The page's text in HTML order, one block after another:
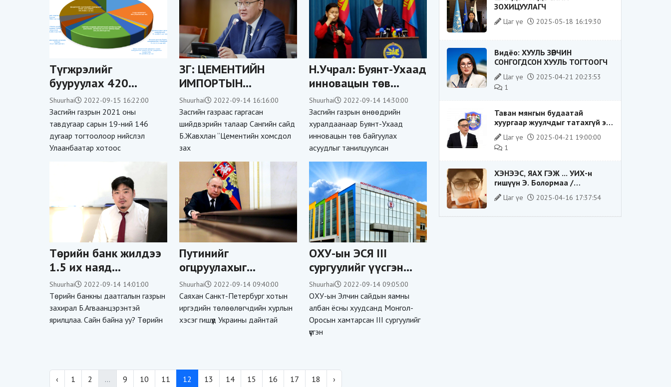
Түгжрэлийг
бууруулах 420
тэрбум төгрөгийн
төсвөөр 12 төрлийн
төсөл, арга хэмжээ
хэрэгжүүлж байна
Shuurhai 2022-09-15 16:22:00
Засгийн газрын 2021 оны
тавдугаар сарын 19-ний 146
дугаар тогтоолоор нийслэл
Улаанбаатар хотоос
ЗГ: ЦЕМЕНТИЙН
ИМПОРТЫН
ТАТВАРЫГ ОН
ДУУСТАЛ ТЭГЛЭХ
ШИЙДВЭР ГАРГАЛАА
Shuurhai 2022-09-14 16:16:00
Засгийн газраас гаргасан
шийдвэрийн талаар Сангийн сайд
Б.Жавхлан “Цементийн хомсдол
зах
Н.Учрал: Буянт-Ухаад
инновацын төв
байгуулж, Цахим
хөгжил, харилцаа
холбооны яамыг
нүүлгэх ажлыг
судлахаар боллоо
Shuurhai 2022-09-14 14:30:00
Засгийн газрын өнөөдрийн
хуралдаанаар Буянт-Ухаад
инновацын төв байгуулах
асуудлыг танилцуулсан
Төрийн банк жилдээ
1.5 их наяд
төгрөгийн үнэлгээ
бүхий даатгал
хийдэг
Shuurhai 2022-09-14 14:01:00
Төрийн банкны даатгалын газрын
захирал Б.Агваанцэрэнтэй
ярилцлаа. Сайн байна уу? Төрийн
Путинийг
огцруулахыг
шаардсан Оросын
орон нутгийн улс
төрчид шийтгүүлж
эхэлжээ
Shuurhai 2022-09-14 09:40:00
Саяхан Санкт-Петербург хотын
иргэдийн төлөөлөгчдийн хурлын
хэсэг гишүүд Украины дайнтай
ОХУ-ын ЭСЯ III
сургуулийг үүсгэн
байгуулсан баримт
бичгийг дэлгэжээ
Shuurhai 2022-09-14 09:05:00
ОХУ-ын Элчин сайдын яамны
албан ёсны хуудсанд Монгол-
Оросын хамтарсан III сургуулийг
үүсгэн
‹ 1 2 ... 9 10 11 12 13 14 15 16 17 18 ›
ЗОХИЦУУЛАГЧ
Цаг үе 2025-05-18 16:19:30
Видёо: ХУУЛЬ ЗӨРЧИН
СОНГОГДСОН ХУУЛЬ ТОГТООГЧ
Цаг үе
2025-04-21 20:23:53
1
Таван мянгын будаатай
хуургаар жуулчдыг татахгүй ээ,
Д.Батсүх ээ
Цаг үе
2025-04-21 19:00:00
1
ХЭНЭЭС, ЯАХ ГЭЖ ... УИХ-н
гишүүн Э. Болормаа /
сонгуулийн ажилдаа гадаадын
компаниас хандив авсан уу/
Цаг үе 2025-04-16 17:37:54